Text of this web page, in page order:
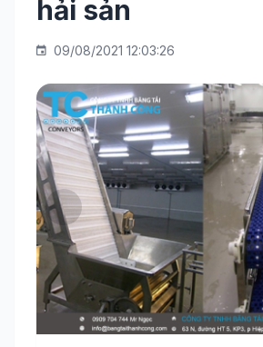
tải chế biến thủy hải sản
hải sản
09/08/2021 12:03:26